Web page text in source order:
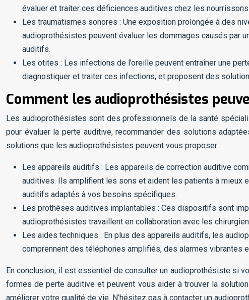
évaluer et traiter ces déficiences auditives chez les
Les traumatismes sonores : Une exposition prolongée à des
audioprothésistes peuvent évaluer les dommages causés par
auditifs.
Les otites : Les infections de l’oreille peuvent entraîner une
diagnostiquer et traiter ces infections, et proposent des
Comment les audioprothésistes
Les audioprothésistes sont des professionnels de la santé
pour évaluer la perte auditive, recommander des solutions
solutions que les audioprothésistes peuvent vous proposer :
Les appareils auditifs : Les appareils de correction auditive
auditives. Ils amplifient les sons et aident les patients à mieux
auditifs adaptés à vos besoins spécifiques.
Les prothèses auditives implantables : Ces dispositifs sont
audioprothésistes travaillent en collaboration avec les
Les aides techniques : En plus des appareils auditifs, les
comprennent des téléphones amplifiés, des alarmes vibrantes
En conclusion, il est essentiel de consulter un audioprothésiste si
formes de perte auditive et peuvent vous aider à trouver la
améliorer votre qualité de vie. N’hésitez pas à contacter un